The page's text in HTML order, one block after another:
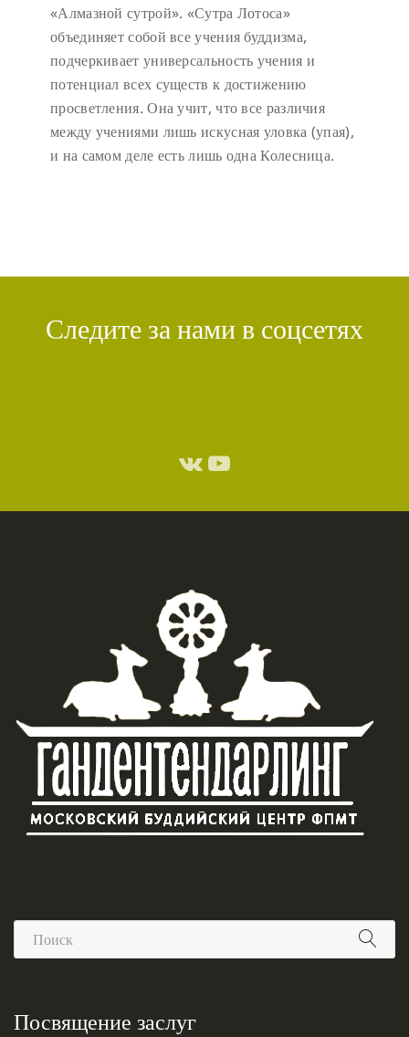
«Алмазной сутрой». «Сутра Лотоса»
объединяет собой все учения буддизма,
подчеркивает универсальность учения и
потенциал всех существ к достижению
просветления. Она учит, что все различия
между учениями лишь искусная уловка (упая),
и на самом деле есть лишь одна Колесница.
Следите за нами в соцсетях
Посвящение заслуг